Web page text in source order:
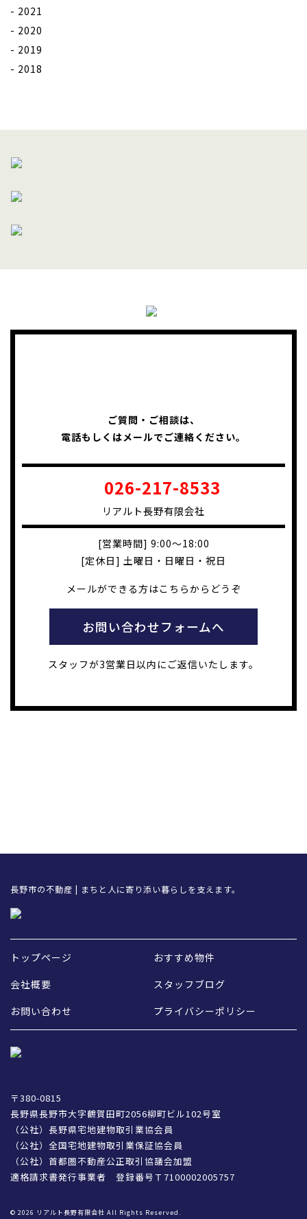
2021
2020
2019
2018
ご質問・ご相談は、
電話もしくはメールでご連絡ください。
026-217-8533
リアルト長野有限会社
[営業時間] 9:00～18:00
[定休日] 土曜日・日曜日・祝日
メールができる方はこちらからどうぞ
お問い合わせフォームへ
スタッフが3営業日以内にご返信いたします。
長野市の不動産 | まちと人に寄り添い暮らしを支えます。
© 2026 リアルト長野有限会社 All Rights Reserved.
トップページ
おすすめ物件
会社概要
スタッフブログ
お問い合わせ
プライバシーポリシー
〒380-0815
長野県長野市大字鶴賀田町2056柳町ビル102号室
（公社）長野県宅地建物取引業協会員
（公社）全国宅地建物取引業保証協会員
（公社）首都圏不動産公正取引協議会加盟
適格請求書発行事業者 登録番号Ｔ7100002005757